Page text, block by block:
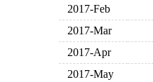
2017-Feb
2017-Mar
2017-Apr
2017-May